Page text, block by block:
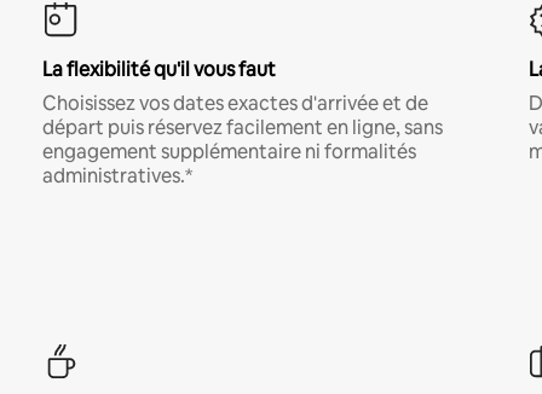
La flexibilité qu'il vous faut
Choisissez vos dates exactes d'arrivée et de
départ puis réservez facilement en ligne, sans
engagement supplémentaire ni formalités
administratives.*